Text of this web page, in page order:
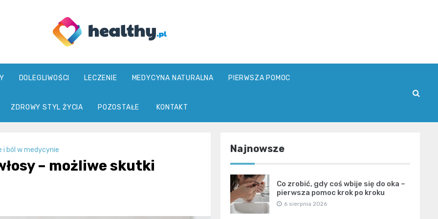
healthy.pl
DOLEGLIWOŚCI LECZENIE MEDYCYNA NATURALNA PIERWSZA POMOC
ZDROWY STYL ŻYCIA POZOSTAŁE KONTAKT
i ból w medycynie
– możliwe skutki
Najnowsze
Co zrobić, gdy coś wbije się do oka –
pierwsza pomoc krok po kroku
6 sierpnia 2026